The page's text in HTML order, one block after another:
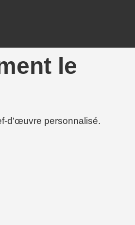
le
d'œuvre personnalisé.